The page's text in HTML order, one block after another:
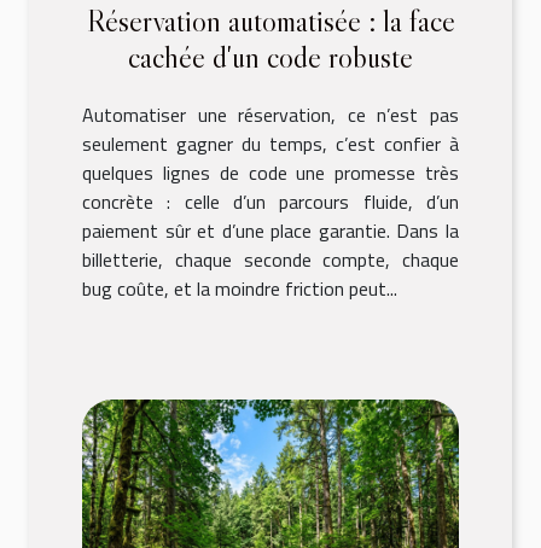
Réservation automatisée : la face
cachée d'un code robuste
Automatiser une réservation, ce n’est pas
seulement gagner du temps, c’est confier à
quelques lignes de code une promesse très
concrète : celle d’un parcours fluide, d’un
paiement sûr et d’une place garantie. Dans la
billetterie, chaque seconde compte, chaque
bug coûte, et la moindre friction peut...